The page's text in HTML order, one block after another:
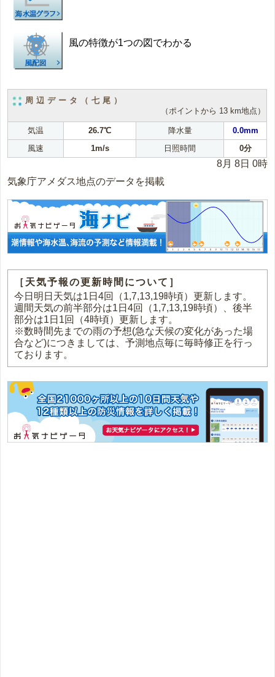
風の特徴が1つの図でわかる
周辺データ（七尾）
（ポイントから 13 km地点）
気温 26.7℃ 降水量
0.0mm
風速
1m/s 日照時間 0分
8月 8日 0時
気象庁アメダス地点のデータを掲載
［天気予報の更新時間について］
今日明日天気は1日4回（1,7,13,19時頃）更新します。
週間天気の前半部分は1日4回（1,7,13,19時頃）、後半
部分は1日1回（4時頃）更新します。
※数時間先までの雨の予想(急な天候の変化があった場
合など)につきましては、予測地点毎に毎時修正を行っ
ております。